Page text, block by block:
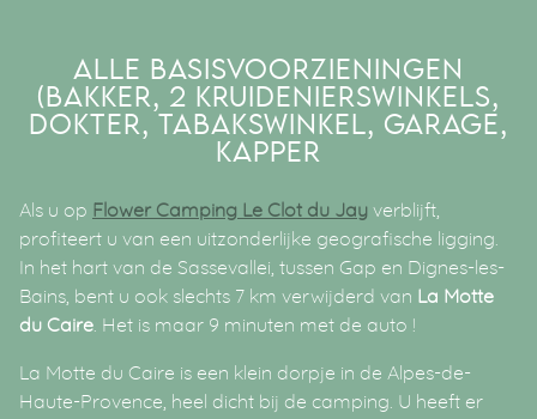
ALLE BASISVOORZIENINGEN
(BAKKER, 2 KRUIDENIERSWINKELS,
DOKTER, TABAKSWINKEL, GARAGE,
KAPPER
Als u op Flower Camping Le Clot du Jay verblijft,
profiteert u van een uitzonderlijke geografische ligging.
In het hart van de Sassevallei, tussen Gap en Dignes-les-
Bains, bent u ook slechts 7 km verwijderd van La Motte
du Caire . Het is maar 9 minuten met de auto !
La Motte du Caire is een klein dorpje in de Alpes-de-
Haute-Provence, heel dicht bij de camping. U heeft er